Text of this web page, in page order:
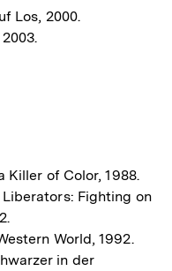
Los, 2000.
Killer of Color, 1988.
Fighting on
World, 1992.
in der